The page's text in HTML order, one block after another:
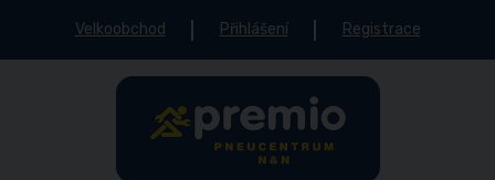
Velkoobchod Přihlášení Registrace